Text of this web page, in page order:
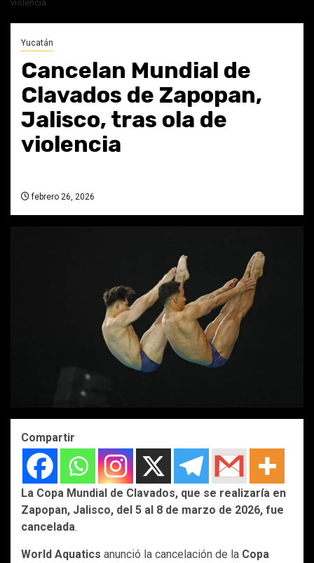
violencia
Yucatán
Cancelan Mundial de
Clavados de Zapopan,
Jalisco, tras ola de
violencia
febrero 26, 2026
Compartir
La Copa Mundial de Clavados, que se realizaría en
Zapopan, Jalisco, del 5 al 8 de marzo de 2026, fue
cancelada.
World Aquatics anunció la cancelación de la Copa